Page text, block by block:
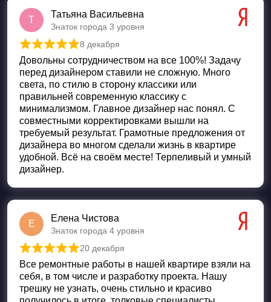
Т
Татьяна Васильевна
Знаток города 3 уровня
Оценка 5 из 5
8 декабря
Довольны сотрудничеством на все 100%! Задачу
перед дизайнером ставили не сложную. Много
света, по стилю в сторону классики или
правильней современную классику с
минимализмом. Главное дизайнер нас понял. С
совместными корректировками вышли на
требуемый результат. Грамотные предложения от
дизайнера во многом сделали жизнь в квартире
удобной. Всё на своём месте! Терпеливый и умный
дизайнер.
Е
Елена Чистова
Знаток города 4 уровня
Оценка из 5
20 декабря
Все ремонтные работы в нашей квартире взяли на
себя, в том числе и разработку проекта. Нашу
трешку не узнать, очень стильно и красиво